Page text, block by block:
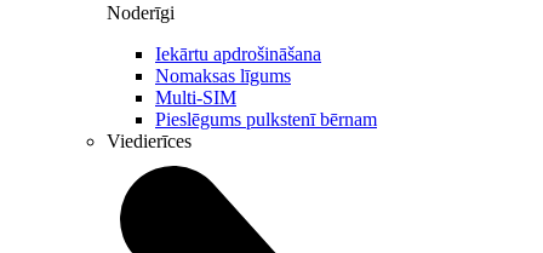
Noderīgi
Iekārtu apdrošināšana
Nomaksas līgums
Multi-SIM
Pieslēgums pulkstenī bērnam
Viedierīces